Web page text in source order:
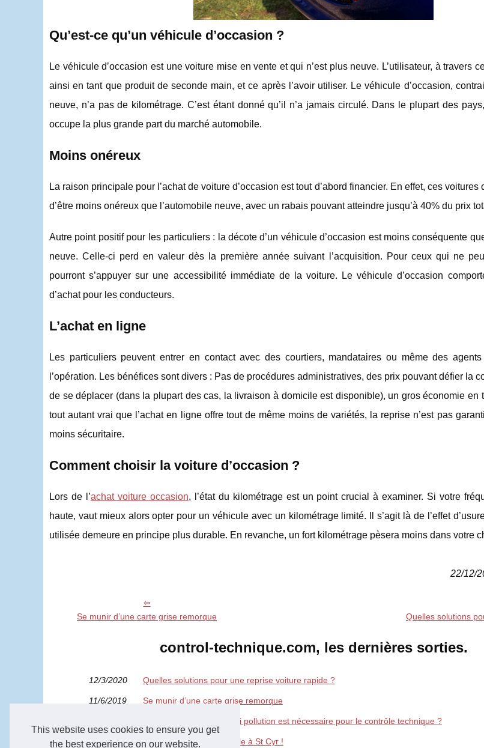
This website uses cookies to ensure you get
the best experience on our website.
Qu’est-ce qu’un véhicule d’occasion ?
Le véhicule d’occasion est une voiture mise en vente et qui n’est plus neuve. L’utilisateur, à travers
ainsi en tant que produit de seconde main, et ce après l’avoir utiliser. Le véhicule d’occasion,
neuve, n’a pas de kilométrage. C’est étant donné qu’il n’a jamais circulé. Dans le plupart des
occupe la plus grande part du marché automobile.
Moins onéreux
La raison principale pour l’achat de voiture d’occasion est tout d’abord financier. En effet, ces
d’être moins onéreux que l’automobile neuve, avec un rabais pouvant atteindre jusqu’à 40% du prix
Autre point positif pour les particuliers : la décote d’un véhicule d’occasion est moins conséquente
neuve. Celle-ci perd en valeur dès la première année suivant l’acquisition. Pour ceux qui ne
pourront s’appuyer sur une accessibilité immédiate de la voiture. Le véhicule d’occasion
d’achat pour les conducteurs.
L’achat en ligne
Les particuliers peuvent entrer en contact avec des courtiers, mandataires ou même des
l’opération. Les bénéfices sont divers : Pas de procédures administratives, des prix pouvant défier la
de se déplacer (dans la plupart des cas, la livraison à domicile est disponible), un gros économie en
tout autant vrai que l’achat en ligne offre tout de même moins de variétés, la reprise n’est pas
moins sécuritaire.
Comment choisir la voiture d’occasion ?
Lors de l’achat voiture occasion, l’état du kilométrage est un point crucial à examiner. Si votre
haute, vaut mieux alors opter pour un véhicule avec un kilométrage limité. Il s’agit là de l’effet
utilisée demeure en principe plus durable. En revanche, un fort kilométrage pèsera moins dans votre
22/12/
Se munir d’une carte grise remorque Quelles solutions
control-technique.com, les dernières sorties.
12/3/2020 Quelles solutions pour une reprise voiture rapide ?
11/6/2019 Se munir d’une carte grise remorque
Est-ce que la vignette anti pollution est nécessaire pour le contrôle technique ?
15/9/2016 Enfin un centre de controle à St Cyr !